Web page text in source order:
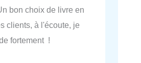
bon choix de livre en
clients, à l'écoute, je
fortement !